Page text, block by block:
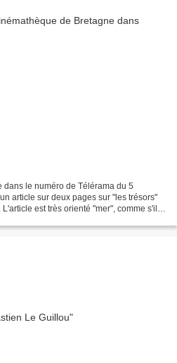
dans le numéro de Télérama du 5
article sur deux pages sur "les trésors"
est très orienté "mer", comme s'il